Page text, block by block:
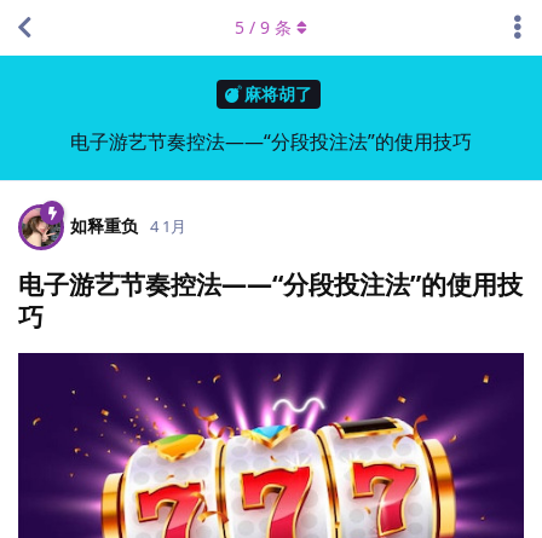
麻将胡了
电子游艺节奏控法——“分段投注法”的使用技巧
5 / 9 条
如释重负 4 1月
电子游艺节奏控法——“分段投注法”的使用技
巧